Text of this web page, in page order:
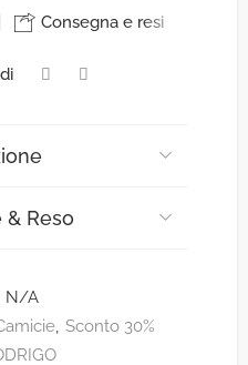
Consegna e resi
& Reso
N/A
Sconto 30%